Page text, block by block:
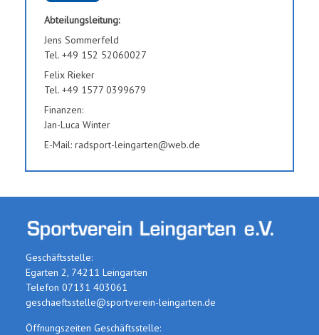
Abteilungsleitung:
Jens Sommerfeld
Tel. +49 152 52060027
Felix Rieker
Tel. +49 1577 0399679
Finanzen:
Jan-Luca Winter
E-Mail: radsport-leingarten@web.de
Geschäftsstelle:
Egarten 2, 74211 Leingarten
Telefon 07131 403061
geschaeftsstelle@sportverein-leingarten.de
Öffnungszeiten Geschäftsstelle: